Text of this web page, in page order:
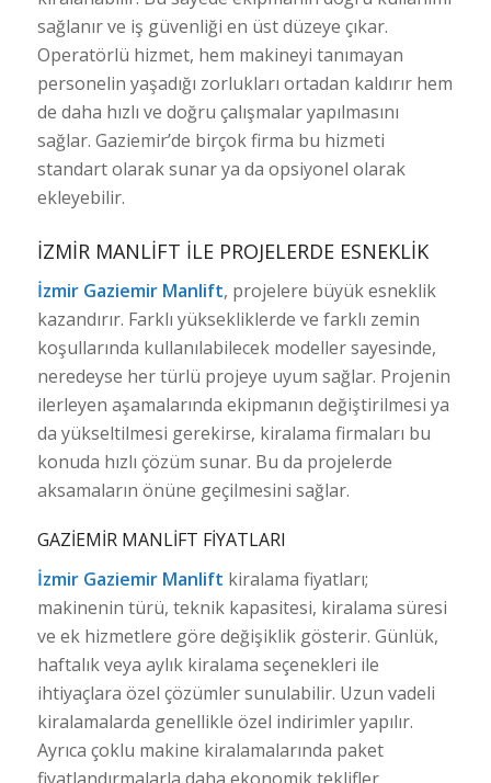
sağlanır ve iş güvenliği en üst düzeye çıkar.
Operatörlü hizmet, hem makineyi tanımayan
personelin yaşadığı zorlukları ortadan kaldırır hem
de daha hızlı ve doğru çalışmalar yapılmasını
sağlar. Gaziemir’de birçok firma bu hizmeti
standart olarak sunar ya da opsiyonel olarak
ekleyebilir.
İZMIR MANLIFT ILE PROJELERDE ESNEKLIK
İzmir Gaziemir Manlift, projelere büyük esneklik
kazandırır. Farklı yüksekliklerde ve farklı zemin
koşullarında kullanılabilecek modeller sayesinde,
neredeyse her türlü projeye uyum sağlar. Projenin
ilerleyen aşamalarında ekipmanın değiştirilmesi ya
da yükseltilmesi gerekirse, kiralama firmaları bu
konuda hızlı çözüm sunar. Bu da projelerde
aksamaların önüne geçilmesini sağlar.
GAZIEMIR MANLIFT FIYATLARI
İzmir Gaziemir Manlift kiralama fiyatları;
makinenin türü, teknik kapasitesi, kiralama süresi
ve ek hizmetlere göre değişiklik gösterir. Günlük,
haftalık veya aylık kiralama seçenekleri ile
ihtiyaçlara özel çözümler sunulabilir. Uzun vadeli
kiralamalarda genellikle özel indirimler yapılır.
Ayrıca çoklu makine kiralamalarında paket